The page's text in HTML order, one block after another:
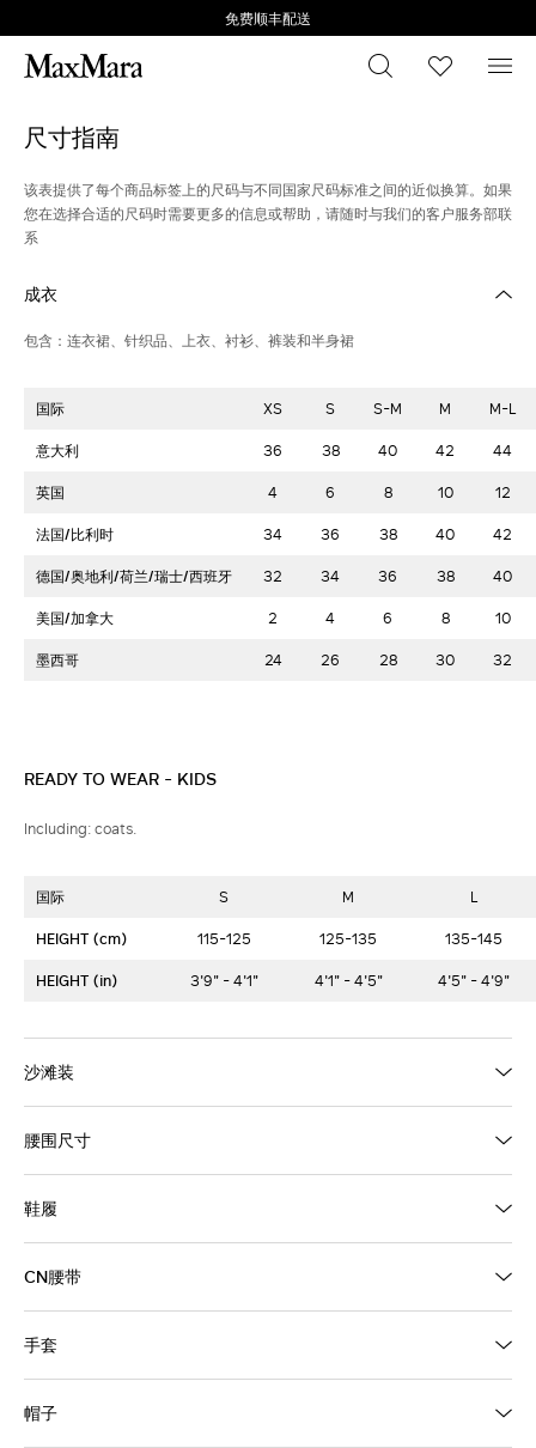
免费顺丰配送
搜索 心愿清
菜
尺寸指南
该表提供了每个商品标签上的尺码与不同国家尺码标准之间的近似换算。如果
您在选择合适的尺码时需要更多的信息或帮助，请随时与我们的客户服务部联
系
成衣
包含：连衣裙、针织品、上衣、衬衫、裤装和半身裙
国际
意大利
英国
法国/比利时
德国/奥地利/荷兰/瑞士/西班牙
美国/加拿大
墨西哥
XS S S-M M
M-L
36
38 40 42
44
4
6 8 10
12
34
36 38 40
42
32
34 36 38
40
2
4 6 8
10
24
26 28 30 32
READY TO WEAR - KIDS
Including: coats.
国际
HEIGHT (cm)
HEIGHT (in)
S M
L
115-125
125-135
135-145
3'9" - 4'1"
4'1" - 4'5" 4'5" - 4'9"
沙滩装
腰围尺寸
鞋履
CN腰带
手套
帽子